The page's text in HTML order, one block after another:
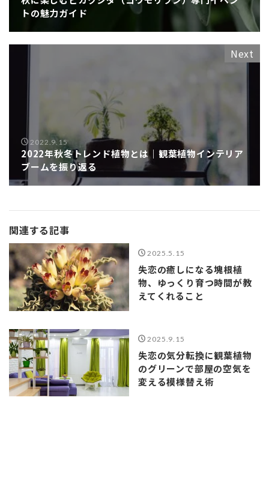
トの魅力ガイド
Next
2022.9.15
2022年秋冬トレンド植物とは｜観葉植物インテリア
ブームを振り返る
関連する記事
2025.5.15
失恋の癒しになる塊根植
物、ゆっくり育つ時間が教
えてくれること
2025.9.15
失恋の気分転換に観葉植物
のグリーンで部屋の空気を
変える模様替え術